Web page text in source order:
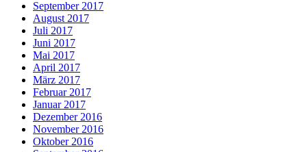
September 2017
August 2017
Juli 2017
Juni 2017
Mai 2017
April 2017
März 2017
Februar 2017
Januar 2017
Dezember 2016
November 2016
Oktober 2016